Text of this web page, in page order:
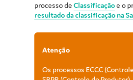
processo de Classificaçãoe o
resultado da classificação na
Atenção
Os processos ECCC